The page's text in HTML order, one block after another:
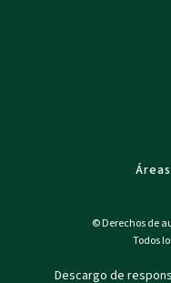
© Derechos de
Todos
Descargo de